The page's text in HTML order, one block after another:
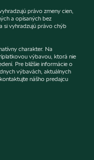
právo zmeny cien,
a opísaných bez
si vyhradzujú právo chýb
charakter. Na
výbavou, ktorá nie
Pre bližšie informácie o
výbavách, aktuálnych
nášho predajcu